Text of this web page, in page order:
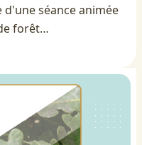
séance animée
forêt…